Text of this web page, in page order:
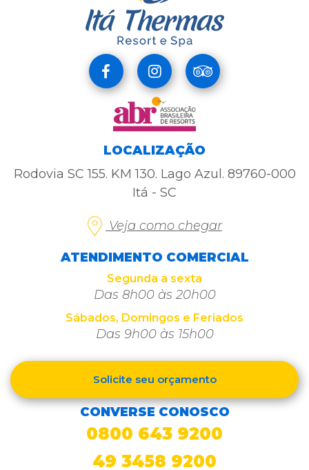
LOCALIZAÇÃO
Rodovia SC 155. KM 130. Lago Azul. 89760-000
Itá - SC
Veja como chegar
ATENDIMENTO COMERCIAL
Segunda a sexta
Das 8h00 às 20h00
Sábados, Domingos e Feriados
Das 9h00 às 15h00
Solicite seu orçamento
CONVERSE CONOSCO
0800 643 9200
49 3458 9200